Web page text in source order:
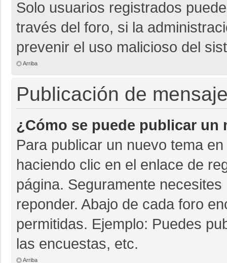
Solo usuarios registrados
través del foro, si la
prevenir el uso malicioso del
Arriba
Publicación de
¿Cómo se puede publicar un
Para publicar un nuevo tema
haciendo clic en el enlace de
página. Seguramente
reponder. Abajo de cada foro
permitidas. Ejemplo: Puedes
las encuestas, etc.
Arriba